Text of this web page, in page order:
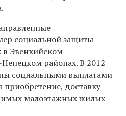
социальной защиты
Эвенкийском
районах. В 2012
социальными выплатами
доставку
малоэтажных жилых